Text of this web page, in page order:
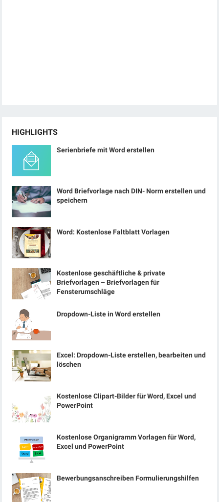
HIGHLIGHTS
Serienbriefe mit Word erstellen
Word Briefvorlage nach DIN- Norm erstellen und
speichern
Word: Kostenlose Faltblatt Vorlagen
Kostenlose geschäftliche & private
Briefvorlagen – Briefvorlagen für
Fensterumschläge
Dropdown-Liste in Word erstellen
Excel: Dropdown-Liste erstellen, bearbeiten und
löschen
Kostenlose Clipart-Bilder für Word, Excel und
PowerPoint
Kostenlose Organigramm Vorlagen für Word,
Excel und PowerPoint
Bewerbungsanschreiben Formulierungshilfen